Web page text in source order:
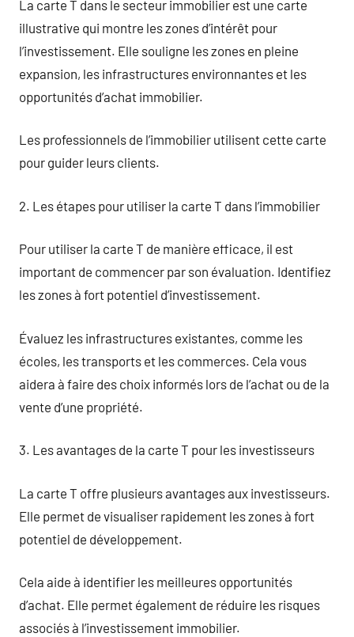
La carte T dans le secteur immobilier est une carte
illustrative qui montre les zones d’intérêt pour
l’investissement. Elle souligne les zones en pleine
expansion, les infrastructures environnantes et les
opportunités d’achat immobilier.
Les professionnels de l’immobilier utilisent cette carte
pour guider leurs clients.
2. Les étapes pour utiliser la carte T dans l’immobilier
Pour utiliser la carte T de manière efficace, il est
important de commencer par son évaluation. Identifiez
les zones à fort potentiel d’investissement.
Évaluez les infrastructures existantes, comme les
écoles, les transports et les commerces. Cela vous
aidera à faire des choix informés lors de l’achat ou de la
vente d’une propriété.
3. Les avantages de la carte T pour les investisseurs
La carte T offre plusieurs avantages aux investisseurs.
Elle permet de visualiser rapidement les zones à fort
potentiel de développement.
Cela aide à identifier les meilleures opportunités
d’achat. Elle permet également de réduire les risques
associés à l’investissement immobilier.